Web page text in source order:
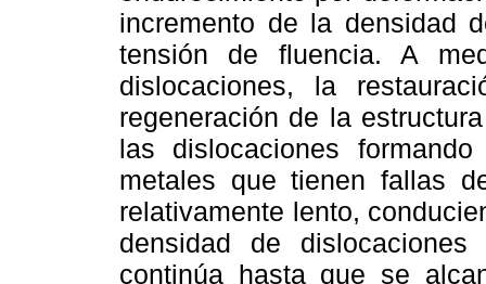
incremento de la densidad
tensión de fluencia. A
dislocaciones, la
regeneración de la
las dislocaciones
metales que tienen fallas
relativamente lento,
densidad de
continúa hasta que se